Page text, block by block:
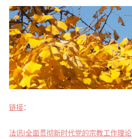
链接：
法讯|全面贯彻新时代党的宗教工作理论